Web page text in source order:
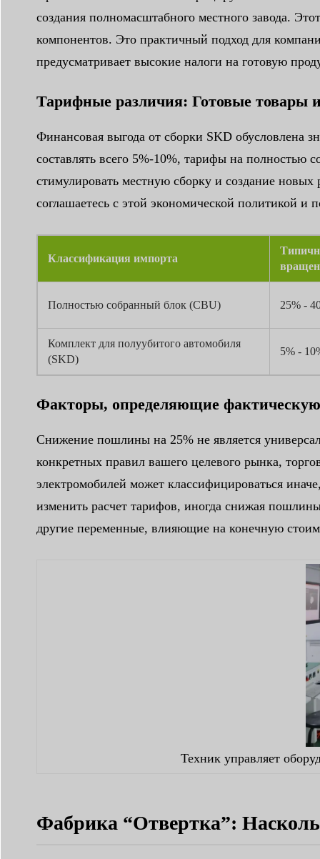
создания полномасштабного местного завода.
компонентов. Это практичный подход для
предусматривает высокие налоги на готовую
Тарифные различия: Готовые товары
Финансовая выгода от сборки SKD
составлять всего 5%-10%, тарифы на полностью
стимулировать местную сборку и создание
соглашаетесь с этой экономической политикой и
Классификация импорта
Полностью собранный блок (CBU) 25% -
Комплект для полуубитого автомобиля
(SKD)
5% -
Факторы, определяющие
Снижение пошлины на 25% не является
конкретных правил вашего целевого рынка,
электромобилей может классифицироваться
изменить расчет тарифов, иногда снижая
другие переменные, влияющие на конечную
Техник управляет
Фабрика “Отвертка”: